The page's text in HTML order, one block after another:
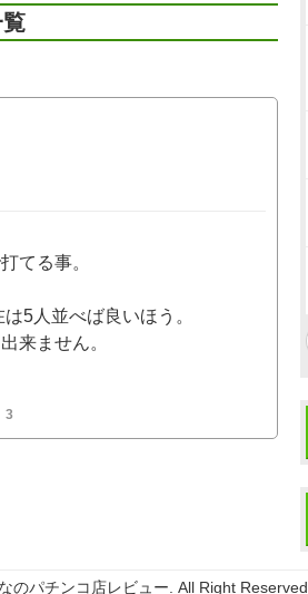
てる事。
5人並べば良いほう。
来ません。
3
のパチンコ店レビュー. All Right Reserved.